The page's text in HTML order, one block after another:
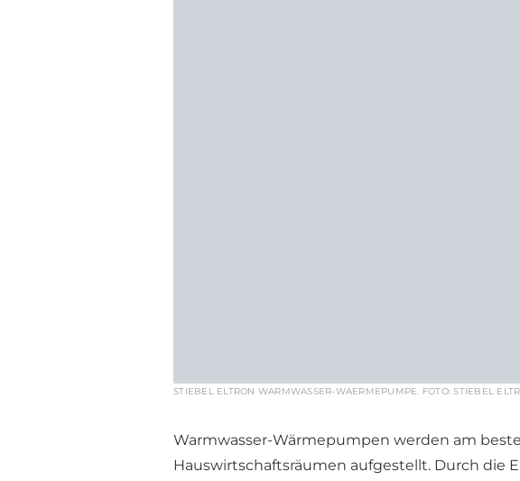
STIEBEL ELTRON WARMWASSER-WAERMEPUMPE. FOTO: STIEBEL
Warmwasser-Wärmepumpen werden am
Hauswirtschaftsräumen aufgestellt. Durch die